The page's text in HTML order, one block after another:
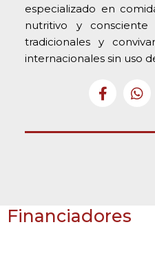
especializado en
nutritivo y
tradicionales y
internacionales sin uso
Financiadores